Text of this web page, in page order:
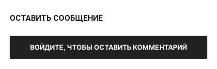
ОСТАВИТЬ СООБЩЕНИЕ
ВОЙДИТЕ, ЧТОБЫ ОСТАВИТЬ КОММЕНТАРИЙ